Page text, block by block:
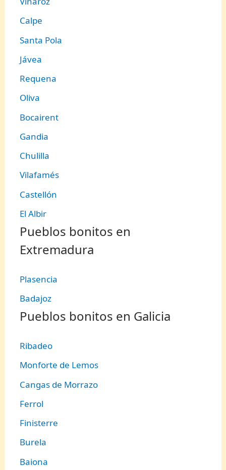
Calpe
Santa Pola
Jávea
Requena
Oliva
Bocairent
Gandia
Chulilla
Vilafamés
Castellón
El Albir
Pueblos bonitos en
Extremadura
Plasencia
Badajoz
Pueblos bonitos en Galicia
Ribadeo
Monforte de Lemos
Cangas de Morrazo
Ferrol
Finisterre
Burela
Baiona